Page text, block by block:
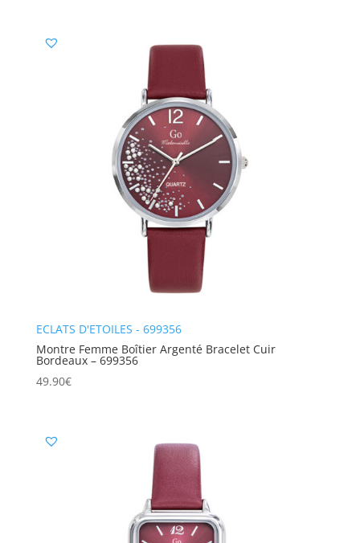
ECLATS D'ETOILES - 699356
Montre Femme Boîtier Argenté Bracelet Cuir
Bordeaux – 699356
49.90€